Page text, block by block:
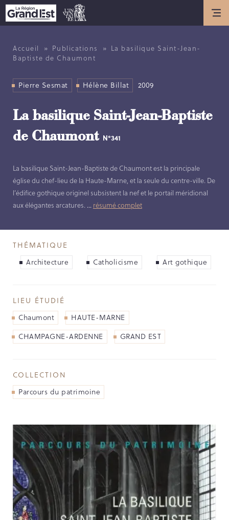
Actualités
ACTUALITÉS
ANNIVERSAIRE DE L’INVENTAIRE
CULTUREL
Présentation
HISTOIRE DE L’INVENTAIRE
GÉNÉRAL
LES MÉTIERS DE L’INVENTAIRE
GÉNÉRAL
RÉGION
Opérations
Publications
CAHIERS DU PATRIMOINE
CLEFS DU PATRIMOINE
HORS COLLECTION
INDICATEURS DU PATRIMOINE
INVENTAIRE TOPOGRAPHIQUE
ITINÉRAIRES DU PATRIMOINE
PARCOURS DU PATRIMOINE
PATRIMOINE D’ALSACE
VOCABULAIRES TYPOLOGIQUES
Accueil » Publications » La basilique Saint-Jean-
Baptiste de Chaumont
Pierre Sesmat Hélène Billat 2009
La basilique Saint-Jean-Baptiste
de Chaumont N°341
La basilique Saint-Jean-Baptiste de Chaumont est la principale
église du chef-lieu de la Haute-Marne, et la seule du centre-ville. De
l’édifice gothique originel subsistent la nef et le portail méridional
aux élégantes arcatures. ... résumé complet
THÉMATIQUE
Architecture
Catholicisme Art gothique
LIEU ÉTUDIÉ
Chaumont
HAUTE-MARNE
CHAMPAGNE-ARDENNE
GRAND EST
COLLECTION
Parcours du patrimoine